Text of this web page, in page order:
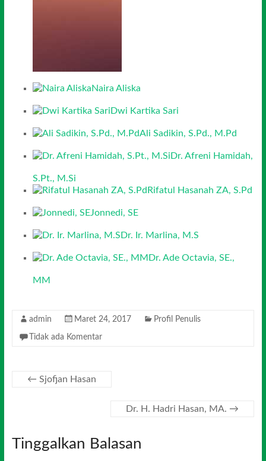
Naira Aliska
Dwi Kartika Sari
Ali Sadikin, S.Pd., M.Pd
Dr. Afreni Hamidah,
S.Pt., M.Si
Rifatul Hasanah ZA, S.Pd
Jonnedi, SE
Dr. Ir. Marlina, M.S
Dr. Ade Octavia, SE.,
MM
admin Maret 24, 2017 Profil Penulis
Tidak ada Komentar
← Sjofjan Hasan
Dr. H. Hadri Hasan, MA. →
Tinggalkan Balasan